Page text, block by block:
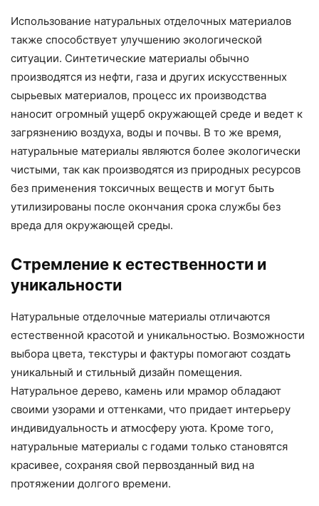
Использование натуральных отделочных материалов
также способствует улучшению экологической
ситуации. Синтетические материалы обычно
производятся из нефти, газа и других искусственных
сырьевых материалов, процесс их производства
наносит огромный ущерб окружающей среде и ведет к
загрязнению воздуха, воды и почвы. В то же время,
натуральные материалы являются более экологически
чистыми, так как производятся из природных ресурсов
без применения токсичных веществ и могут быть
утилизированы после окончания срока службы без
вреда для окружающей среды.
Стремление к естественности и
уникальности
Натуральные отделочные материалы отличаются
естественной красотой и уникальностью. Возможности
выбора цвета, текстуры и фактуры помогают создать
уникальный и стильный дизайн помещения.
Натуральное дерево, камень или мрамор обладают
своими узорами и оттенками, что придает интерьеру
индивидуальность и атмосферу уюта. Кроме того,
натуральные материалы с годами только становятся
красивее, сохраняя свой первозданный вид на
протяжении долгого времени.